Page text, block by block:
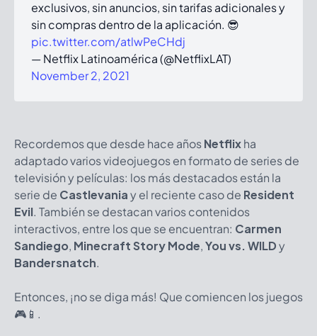
exclusivos, sin anuncios, sin tarifas adicionales y
sin compras dentro de la aplicación. 😎
pic.twitter.com/atlwPeCHdj
— Netflix Latinoamérica (@NetflixLAT)
November 2, 2021
Recordemos que desde hace añosNetflixha
adaptado varios videojuegos en formato de series de
televisión y películas: los más destacados están la
serie de Castlevaniay el reciente caso de Resident
Evil. También se destacan varios contenidos
interactivos, entre los que se encuentran: Carmen
Sandiego, Minecraft Story Mode,You vs. WILDy
Bandersnatch.
Entonces, ¡no se diga más! Que comiencen los juegos
🎮📱.